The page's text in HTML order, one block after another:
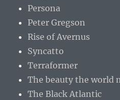
Persona
Peter Gregson
Rise of Avernus
Syncatto
Terraformer
The beauty the world
The Black Atlantic